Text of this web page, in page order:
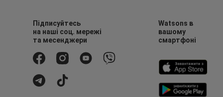
Підписуйтесь
на наші соц. мережі
та месенджери
Watsons в
вашому
смартфоні